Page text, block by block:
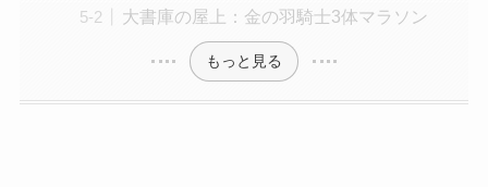
大書庫の屋上：金の羽騎士3体マラソン
もっと見る